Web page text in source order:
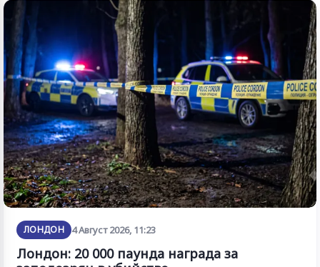
ЛОНДОН 4 Август 2026, 11:23
Лондон: 20 000 паунда награда за